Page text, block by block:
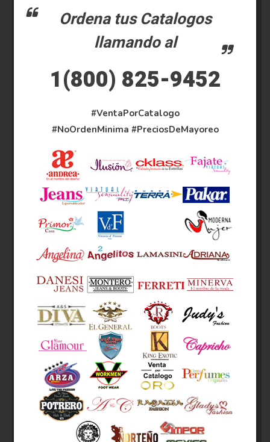
Ordena tus Catalogos
llamando al
1(800) 825-9452
#VentaPorCatalogo
#NoOrdenMinima #PreciosDeMayoreo